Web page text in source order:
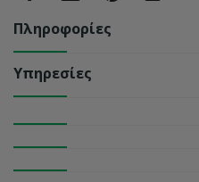
Πληροφορίες
Υπηρεσίες